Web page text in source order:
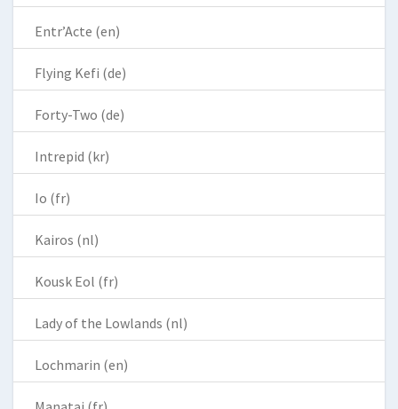
Entr’Acte (en)
Flying Kefi (de)
Forty-Two (de)
Intrepid (kr)
Io (fr)
Kairos (nl)
Kousk Eol (fr)
Lady of the Lowlands (nl)
Lochmarin (en)